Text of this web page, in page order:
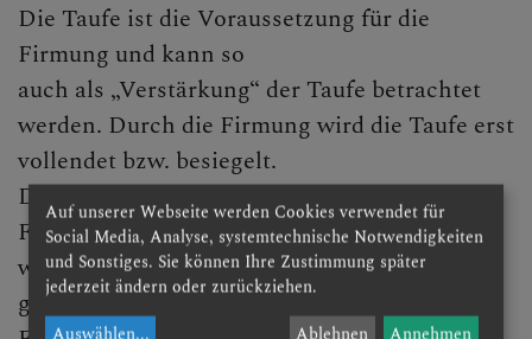
Die Taufe ist die Voraussetzung für die
Firmung und kann so
auch als „Verstärkung“ der Taufe betrachtet
werden. Durch die Firmung wird die Taufe erst
vollendet bzw. besiegelt.
Die Vorbereitung auf die Feier findet in
Firmgruppen statt. Im Rahmen des Festes
wirst du dann mit geweihtem Chrisamöl
gesalbt. Der Bischof oder ein eigens für die
Auf unserer Webseite werden Cookies verwendet für
Social Media, Analyse, systemtechnische Notwendigkeiten
und Sonstiges. Sie können Ihre Zustimmung später
jederzeit ändern oder zurückziehen.